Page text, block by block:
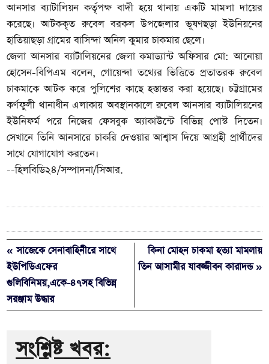
আনসার ব্যাটালিয়ন কর্তৃপক্ষ বাদী হয়ে থানায় একটি মামলা দায়ের
করেছে। আটককৃত রুবেল বরকল উপজেলার ভূষণছড়া ইউনিয়নের
হাতিয়াছড়া গ্রামের বাসিন্দা অনিল কুমার চাকমার ছেলে।
জেলা আনসার ব্যাটালিয়নের জেলা কমাড্যান্ট অফিসার মো: আনোয়া
হোসেন-বিপিএম বলেন, গোয়েন্দা তথ্যের ভিত্তিতে প্রতাতরক রুবেল
চাকমাকে আটক করে পুলিশের কাছে হস্তান্তর করা হয়েছে। চট্টগ্রামের
কর্ণফুলী থানাধীন এলাকায় অবস্থানকালে রুবেল আনসার ব্যাটালিয়নের
ইউনিফর্ম পরে নিজের ফেসবুক অ্যাকাউন্টে বিভিন্ন পোস্ট দিতেন।
সেখানে তিনি আনসারে চাকরি দেওয়ার আশ্বাস দিয়ে আগ্রহী প্রার্থীদের
সাথে যোগাযোগ করতেন।
--হিলবিডি২৪/সম্পাদনা/সিআর.
« সাজেকে সেনাবাহিনীরে সাথে
ইউপিডিএফের
গুলিবিনিময়,একে-৪৭সহ বিভিন্ন
সরঞ্জাম উদ্ধার
কিনা মোহন চাকমা হত্যা মামলায়
তিন আসামীর যাবজ্জীবন কারাদন্ড »
সংশ্লিষ্ট খবর: